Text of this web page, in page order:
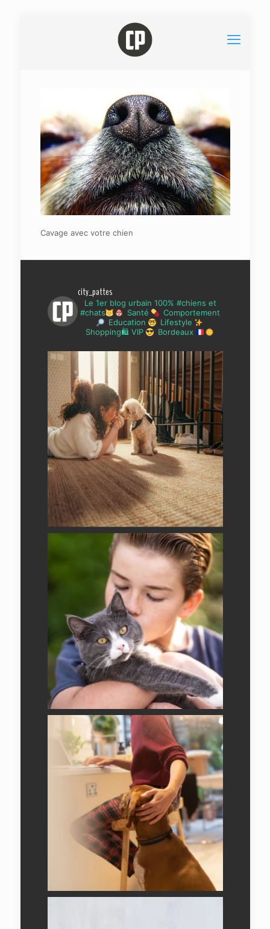
Cavage avec votre chien
city_pattes
Le 1er blog urbain 100% #chiens et
#chats
Santé
Comportement
Education
Lifestyle
Shopping🛍 VIP
Bordeaux